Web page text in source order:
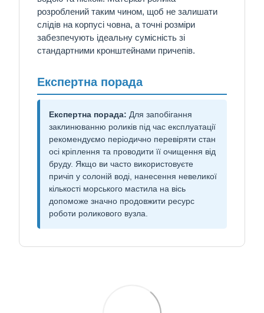
розроблений таким чином, щоб не залишати
слідів на корпусі човна, а точні розміри
забезпечують ідеальну сумісність зі
стандартними кронштейнами причепів.
Експертна порада
Експертна порада: Для запобігання
заклинюванню роликів під час експлуатації
рекомендуємо періодично перевіряти стан
осі кріплення та проводити її очищення від
бруду. Якщо ви часто використовуєте
причіп у солоній воді, нанесення невеликої
кількості морського мастила на вісь
допоможе значно продовжити ресурс
роботи роликового вузла.